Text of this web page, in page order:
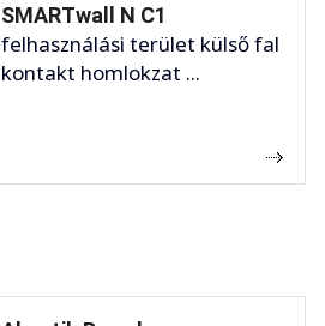
SMARTwall N C1
felhasználási terület külső fal
kontakt homlokzat ...